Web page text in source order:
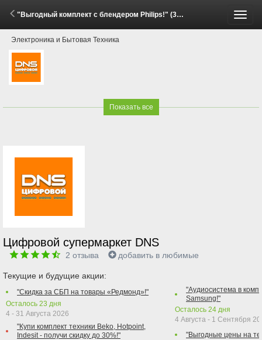
"Выгодный комплект с блендером Philips!" (30 Апреля - 31 Мая 2026)
Электроника и Бытовая Техника
Показать все
Цифровой супермаркет DNS
2 отзыва добавить в любимые
Текущие и будущие акции:
"Скидка за СБП на товары «Редмонд»!"
Осталось 23 дня
4 - 31 Августа 2026
"Купи комплект техники Beko, Hotpoint,
Indesit - получи скидку до 30%!"
"Аудиосистема в
Samsung!"
Осталось 24 дня
4 Августа - 1 Сентября
"Выгодные цены на